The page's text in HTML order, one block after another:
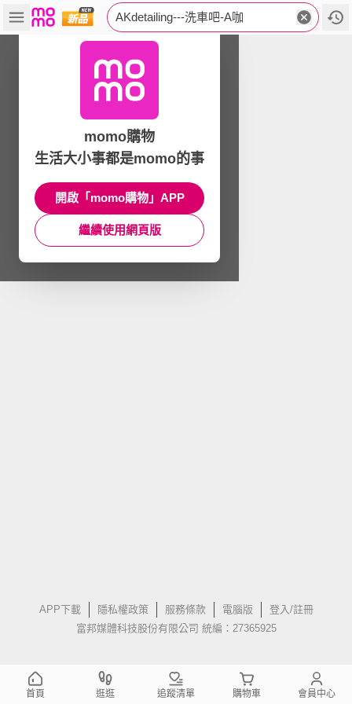
AKdetailing---洗車吧-A咖
APP下載 隱私權政策 服務條款 電腦版
登入/註冊
富邦媒體科技股份有限公司 統編：27365925
momo購物
生活大小事都是momo的事
開啟「momo購物」APP
繼續使用網頁版
首頁 逛逛 追蹤清單 購物車 會員中心